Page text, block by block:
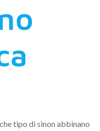
tipo di sinon abbinano